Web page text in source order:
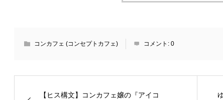
コンカフェ (コンセプトカフェ) コメント: 0
【ヒス構文】コンカフェ嬢の『アイコ